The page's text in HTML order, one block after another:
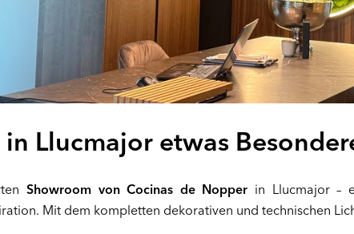
Llucmajor etwas
Showroom von Cocinas de Nopper in Llucmajor –
Mit dem kompletten dekorativen und technischen